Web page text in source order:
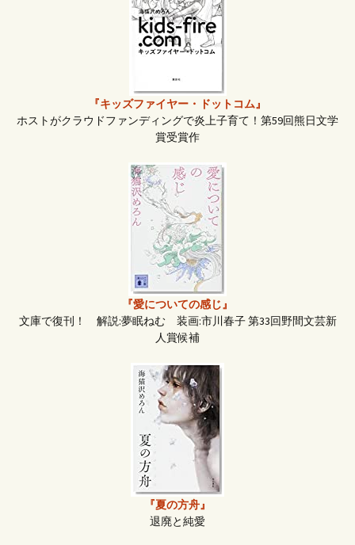
『キッズファイヤー・ドットコム』
ホストがクラウドファンディングで炎上子育て！第59回熊日文学
賞受賞作
『愛についての感じ』
文庫で復刊！ 解説:夢眠ねむ 装画:市川春子 第33回野間文芸新
人賞候補
『夏の方舟』
退廃と純愛